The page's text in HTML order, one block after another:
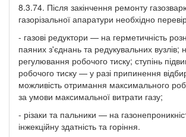
8.3.74. Після закінчення ремонту
газорізальної апаратури необхідно
- газові редуктори — на герметичність
паяних з'єднань та редукувальних вузлів;
регулювання робочого тиску; ступінь
робочого тиску — у разі припинення
можливість отримання максимального
за умови максимальної витрати газу;
- різаки та пальники — на
інжекційну здатність та горіння.